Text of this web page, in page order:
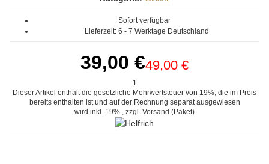
Sofort verfügbar
Lieferzeit: 6 - 7 Werktage Deutschland
39,00 €49,00 €
1
Dieser Artikel enthält die gesetzliche Mehrwertsteuer von 19%, die im Preis
bereits enthalten ist und auf der Rechnung separat ausgewiesen
wird.inkl. 19% , zzgl. Versand (Paket)